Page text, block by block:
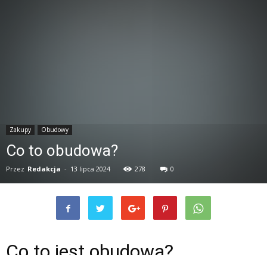
Zakupy Obudowy
Co to obudowa?
Przez Redakcja - 13 lipca 2024 278 0